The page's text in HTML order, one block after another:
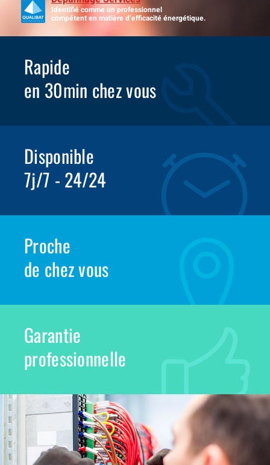
Identifié comme un professionnel
compétent en matière d’efficacité énergétique.
Rapide
en 30min chez vous
Disponible
7j/7 - 24/24
Proche
de chez vous
Garantie
professionnelle